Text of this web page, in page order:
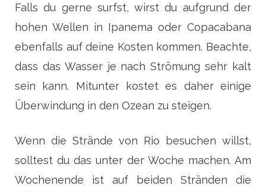
Falls du gerne surfst, wirst du aufgrund der
hohen Wellen in Ipanema oder Copacabana
ebenfalls auf deine Kosten kommen. Beachte,
dass das Wasser je nach Strömung sehr kalt
sein kann. Mitunter kostet es daher einige
Überwindung in den Ozean zu steigen.
Wenn die Strände von Rio besuchen willst,
solltest du das unter der Woche machen. Am
Wochenende ist auf beiden Stränden die